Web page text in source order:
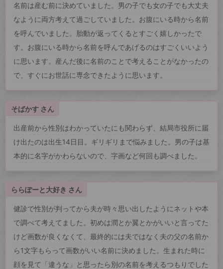
名前は産む前に決めていました。男の子でも女の子でも大丈夫
なように両方考えて過ごしていました。お腹にいる時から名前
を呼んでいました。胎動が返ってくるとすごく嬉しかったで
す。お腹にいる時から名前を呼んであげるのはすごくいいよう
に思います。産んだ後に名前のことで考えることがなかったの
で、すぐにお世話に専念できたように思います。
そばかす さん
出産前から性別はわかっていたにも関わらず、結局市役所に届
け出たのは出生14日目。ギリギリまで悩みました。男の子は基
本的に名字がかわらないので、字画など何回も調べました。
ららぽーと大好き さん
健診で性別が判ってから夫が時々思い出したようにネットや本
で調べて考えてました。初めは潤とか翼とかがいいと言ってた
けど画数が良くなくて、最終的には夫ではなく夫の父の名前か
ら1文字もらって画数がいい名前に決めました。生まれた時に
顔を見て「違うな」と思ったら別の名前を考えるつもりでした